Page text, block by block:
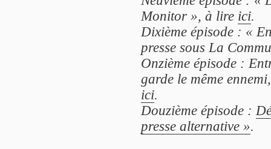
Monitor », à lire ici.
Dixième épisode : «
presse sous La
Onzième épisode :
garde le même
ici.
Douzième épisode :
presse alternative ».